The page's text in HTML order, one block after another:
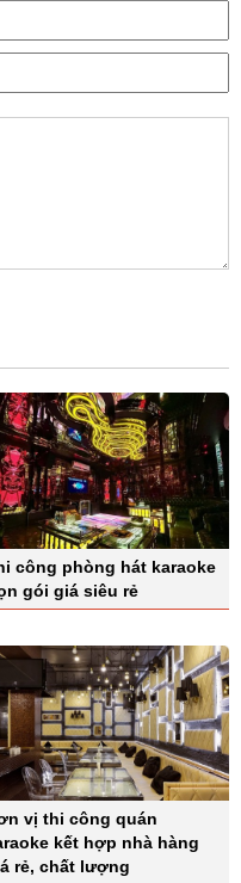
công phòng hát karaoke
gói giá siêu rẻ
vị thi công quán
kết hợp nhà hàng
rẻ, chất lượng